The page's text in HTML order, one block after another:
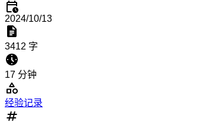
2024/10/13
3412 字
17 分钟
经验记录